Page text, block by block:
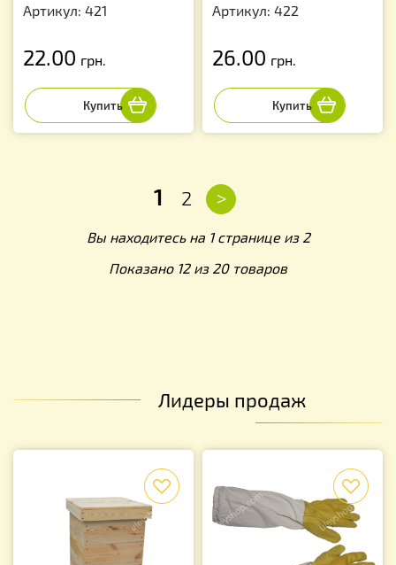
Артикул: 421
22.00 грн.
Артикул: 422
26.00 грн.
1 2 >
Вы находитесь на 1 странице из 2
Показано 12 из 20 товаров
Лидеры продаж